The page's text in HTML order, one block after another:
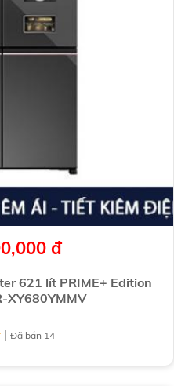
đ
621 lít PRIME+ Edition
XY680YMMV
|Đã bán 14